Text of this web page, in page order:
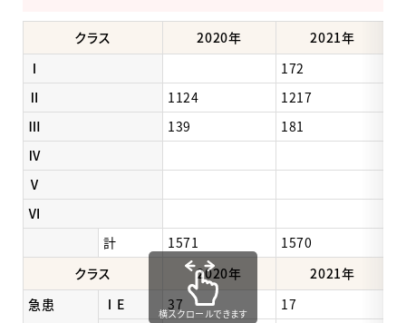
クラス 2020年
2021年
Ⅰ
172
Ⅱ
1124 1217
Ⅲ
139 181
Ⅳ
Ⅴ
Ⅵ
計
1571 1570
クラス
2020年
2021年
急患
ⅠE 37 17
横スクロールできます